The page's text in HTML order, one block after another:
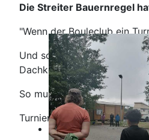
Die Streiter Bauernregel
"Wenn der Bouleclub ein
Und so war es auch
Dachkonnelschießens
So musste leider das
Turniersieger wurden Petra